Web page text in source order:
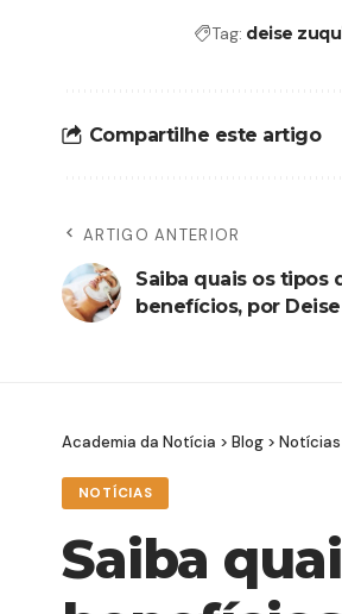
Tag: deise
Compartilhe este artigo
ARTIGO ANTERIOR
Saiba quais os tipos
benefícios, por
Academia da Notícia > Blog > Notícias
NOTÍCIAS
Saiba